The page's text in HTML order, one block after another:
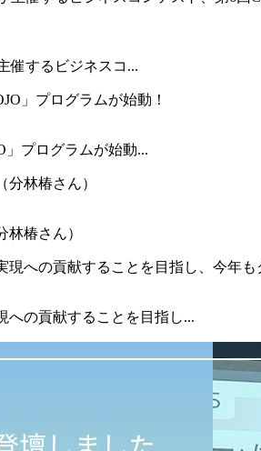
催するビジネスコ...
プログラムが始動...
椿さん）
への貢献することを目指し...